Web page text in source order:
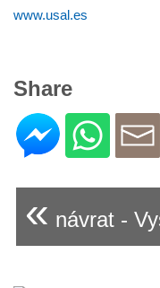
www.usal.es
Share
« návrat -